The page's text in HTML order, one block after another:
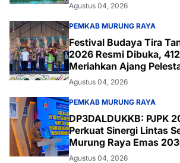
Agustus 04, 2026
PEMKAB MURUNG RAYA
Festival Budaya Tira
2026 Resmi Dibuka,
Meriahkan Ajang
Agustus 04, 2026
PEMKAB MURUNG RAYA
DP3DALDUKKB: PJPK
Perkuat Sinergi Lintas
Murung Raya Emas
Agustus 04, 2026